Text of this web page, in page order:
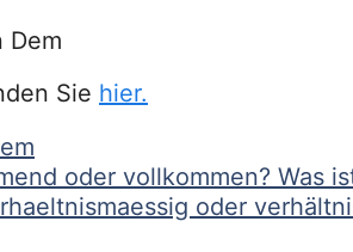
Dem
Sie hier.
oder vollkommen? Was
oder